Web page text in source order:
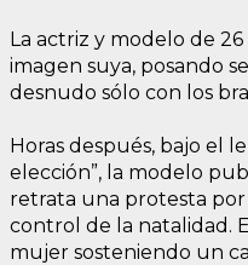
La actriz y modelo de
imagen suya, posando
desnudo sólo con los
Horas después, bajo el
elección”, la modelo
retrata una protesta por
control de la natalidad.
mujer sosteniendo un